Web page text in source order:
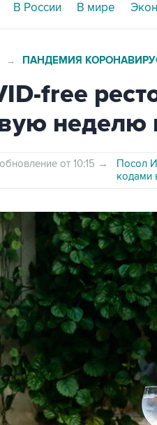
В России В мире
→ ПАНДЕМИЯ
free
неделю
от 10:15 →
Посол
кодами